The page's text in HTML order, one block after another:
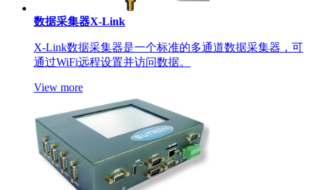
数据采集器X-Link
X-Link数据采集器是一个标准的多通道数据采集器，可
通过WiFi远程设置并访问数据。
View more